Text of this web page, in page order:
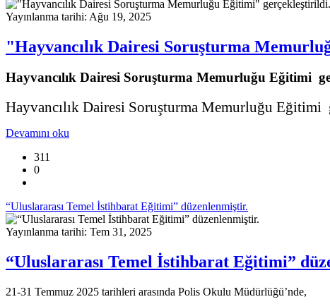
Yayınlanma tarihi: Ağu 19, 2025
"Hayvancılık Dairesi Soruşturma
Hayvancılık Dairesi Soruşturma Memurluğu Eğitimi
Hayvancılık Dairesi Soruşturma Memurluğu
Devamını oku
311
0
“Uluslararası Temel İstihbarat Eğitimi” düzenlenmiştir.
Yayınlanma tarihi: Tem 31, 2025
“Uluslararası Temel İstihbarat Eğitimi”
21-31 Temmuz 2025 tarihleri arasında Polis Okulu Müdürlüğü’nde,